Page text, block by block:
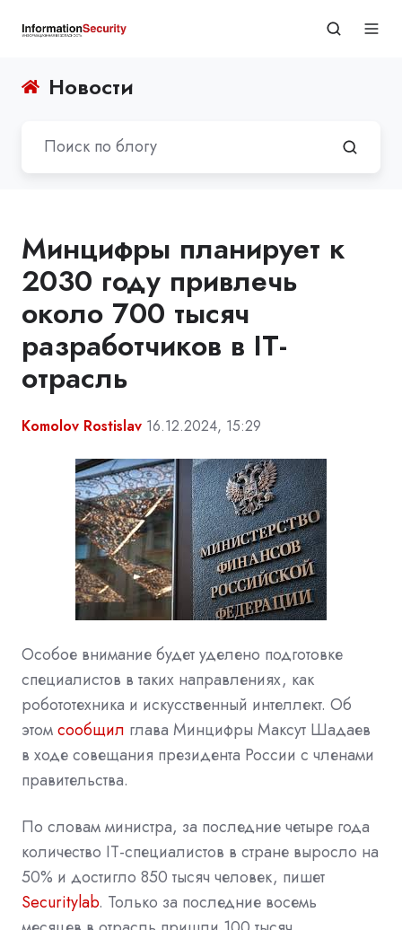
Новости
Минцифры планирует к
2030 году привлечь
около 700 тысяч
разработчиков в IT-
отрасль
Komolov Rostislav 16.12.2024, 15:29
Особое внимание будет уделено подготовке
специалистов в таких направлениях, как
робототехника и искусственный интеллект. Об
этомсообщил глава Минцифры Максут Шадаев
в ходе совещания президента России с членами
правительства.
По словам министра, за последние четыре года
количество IT-специалистов в стране выросло на
50% и достигло 850 тысяч человек, пишет
Securitylab. Только за последние восемь